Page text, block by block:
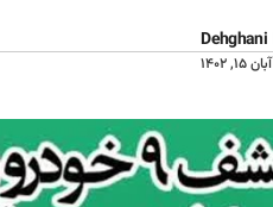
Dehghani
آبان ۱۵, ۱۴۰۲